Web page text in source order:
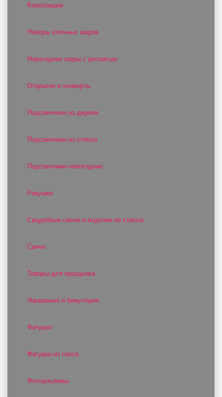
Композиции
Наборы ёлочных шаров
Новогодние шары с росписью
Открытки и конверты
Подсвечники из дерева
Подсвечники из стекла
Подсвечники новогодние
Ракушки
Свадебные свечи и изделия из стекла
Свечи
Товары для праздника
Украшения и бижутерия
Фигурки
Фигурки из гипса
Фотоальбомы